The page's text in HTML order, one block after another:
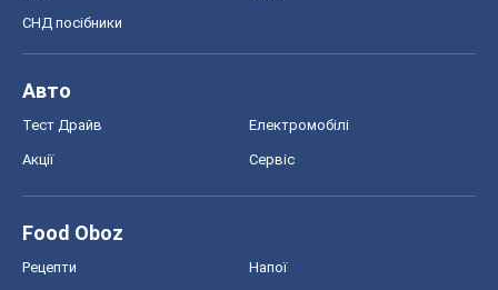
СНД посібники
Авто
Тест Драйв Електромобілі
Акції Сервіс
Food Oboz
Рецепти Напої